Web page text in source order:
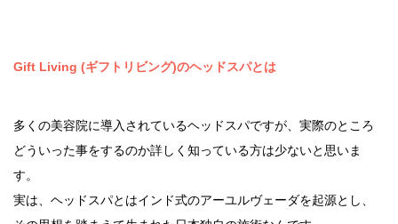
Gift Living (ギフトリビング)のヘッドスパとは
多くの美容院に導入されているヘッドスパですが、実際のところ
どういった事をするのか詳しく知っている方は少ないと思いま
す。
実は、ヘッドスパとはインド式のアーユルヴェーダを起源とし、